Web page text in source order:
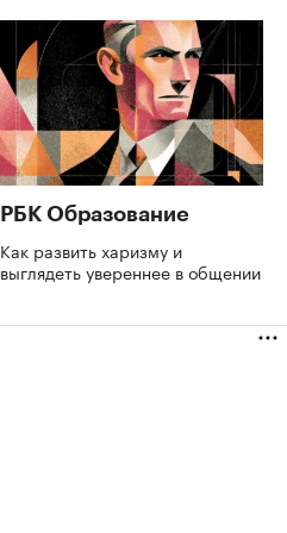
РБК Образование
Как развить харизму и
выглядеть увереннее в общении